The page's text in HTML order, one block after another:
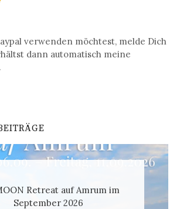
verwenden möchtest, melde Dich
dann automatisch meine
Retreat auf Amrum im
September 2026